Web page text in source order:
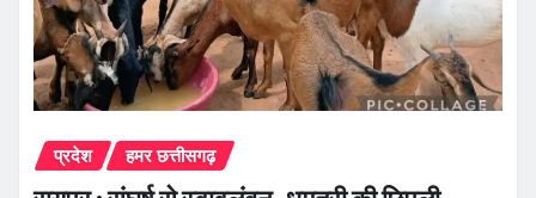
प्रदेश हमर छत्तीसगढ़